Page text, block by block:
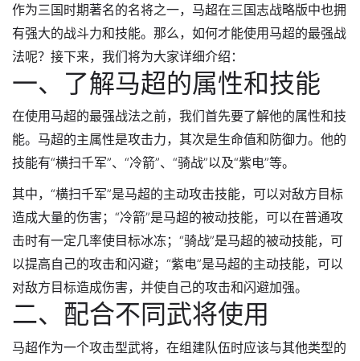
作为三国时期著名的名将之一，马超在三国志战略版中也拥
有强大的战斗力和技能。那么，如何才能使用马超的最强战
法呢？接下来，我们将为大家详细介绍：
一、了解马超的属性和技能
在使用马超的最强战法之前，我们首先要了解他的属性和技
能。马超的主属性是攻击力，其次是生命值和防御力。他的
技能有“横扫千军”、“冷箭”、“骑战”以及“紫电”等。
其中，“横扫千军”是马超的主动攻击技能，可以对敌方目标
造成大量的伤害；“冷箭”是马超的被动技能，可以在普通攻
击时有一定几率使目标冰冻；“骑战”是马超的被动技能，可
以提高自己的攻击和闪避；“紫电”是马超的主动技能，可以
对敌方目标造成伤害，并使自己的攻击和闪避加强。
二、配合不同武将使用
马超作为一个攻击型武将，在组建队伍时应该与其他类型的